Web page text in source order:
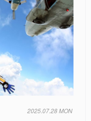
2025.07.28 MON